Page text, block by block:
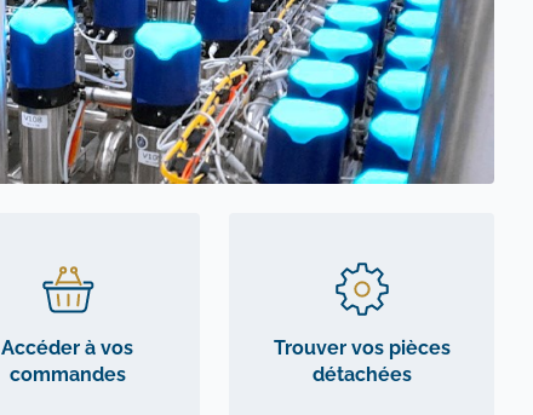
Accéder à vos
commandes
Trouver vos pièces
détachées